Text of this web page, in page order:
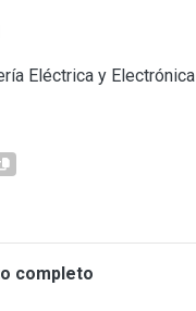
Eléctrica y Electrónica
completo